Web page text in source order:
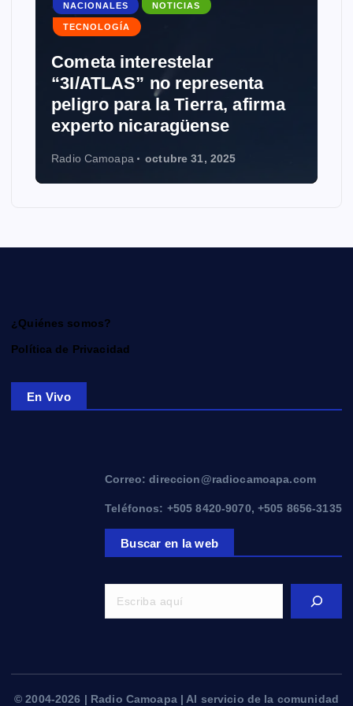
NACIONALES NOTICIAS
TECNOLOGÍA
Cometa interestelar
“3I/ATLAS” no representa
peligro para la Tierra, afirma
experto nicaragüense
Radio Camoapa octubre 31, 2025
¿Quiénes somos?
Política de Privacidad
En Vivo
Correo: direccion@radiocamoapa.com
Teléfonos: +505 8420-9070, +505 8656-3135
Buscar en la web
© 2004-2026 | Radio Camoapa | Al servicio de la comunidad